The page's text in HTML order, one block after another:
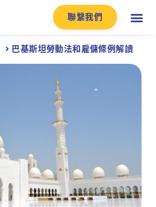
聯繫我們
巴基斯坦勞動法和雇傭條例解讀